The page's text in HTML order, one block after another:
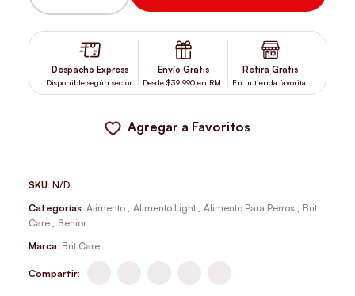
BRIT CARE SENIOR LIGHT SALMÓN CANTIDAD
Despacho Express
Disponible según sector.
Envío Gratis
Desde $39.990 en RM.
Retira Gratis
En tu tienda favorita.
Agregar a Favoritos
SKU:N/D
Categorías: Alimento , Alimento Light , Alimento Para Perros , Brit
Care , Senior
Marca: Brit Care
Compartir: